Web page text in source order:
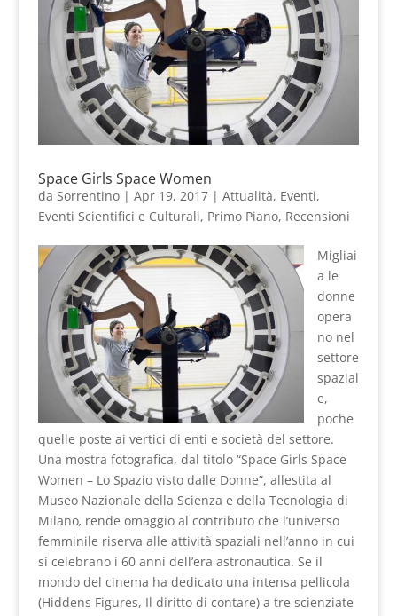
Space Girls Space Women
da Sorrentino| Apr 19, 2017| Attualità, Eventi,
Eventi Scientifici e Culturali, Primo Piano, Recensioni
Migliai
a le
donne
opera
no nel
settore
spazial
e,
poche
quelle poste ai vertici di enti e società del settore.
Una mostra fotografica, dal titolo “Space Girls Space
Women – Lo Spazio visto dalle Donne”, allestita al
Museo Nazionale della Scienza e della Tecnologia di
Milano, rende omaggio al contributo che l’universo
femminile riserva alle attività spaziali nell’anno in cui
si celebrano i 60 anni dell’era astronautica. Se il
mondo del cinema ha dedicato una intensa pellicola
(Hiddens Figures, Il diritto di contare) a tre scienziate